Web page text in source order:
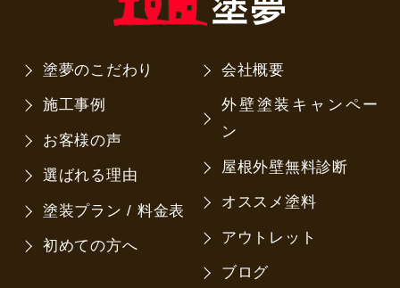
塗夢のこだわり
施工事例
お客様の声
選ばれる理由
塗装プラン / 料金表
初めての方へ
会社概要
外壁塗装キャンペー
ン
屋根外壁無料診断
オススメ塗料
アウトレット
ブログ